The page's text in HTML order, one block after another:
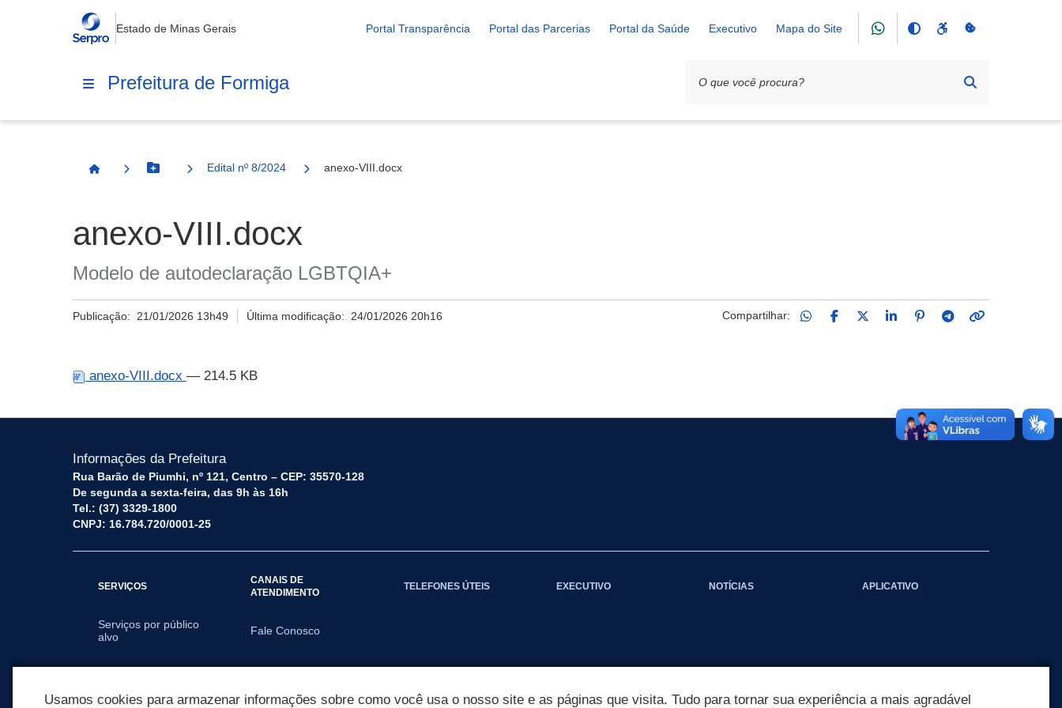
Estado de Minas Gerais Portal Transparência Portal das Parcerias Portal da Saúde Executivo Mapa do Site
Prefeitura de Formiga
Página InicialBotão Menu
Edital nº 8/2024 anexo-VIII.docx
anexo-VIII.docx
Modelo de autodeclaração LGBTQIA+
Publicação: 21/01/2026 13h49 Última modificação: 24/01/2026 20h16 Compartilhar:
anexo-VIII.docx — 214.5 KB
Informações da Prefeitura
Rua Barão de Piumhi, nº 121, Centro – CEP: 35570-128
De segunda a sexta-feira, das 9h às 16h
Tel.: (37) 3329-1800
CNPJ: 16.784.720/0001-25
SERVIÇOS
Serviços por público
alvo
CANAIS DE
ATENDIMENTO
Fale Conosco
TELEFONES ÚTEIS EXECUTIVO NOTÍCIAS APLICATIVO
Usamos cookies para armazenar informações sobre como você usa o nosso site e as páginas que visita. Tudo para tornar sua experiência a mais agradável